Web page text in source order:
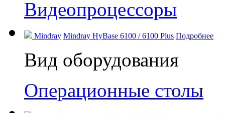
Видеопроцессоры
Mindray Mindray HyBase 6100 / 6100 Plus Подробнее
Вид оборудования
Операционные столы